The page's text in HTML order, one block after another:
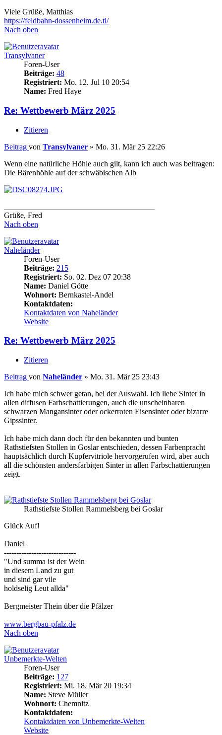
Viele Grüße, Matthias
https://feldbahn-dossenheim.de.tl/
Nach oben
Transylvaner
Foren-User
Beiträge: 48
Registriert: Mo. 12. Jul 10 20:54
Name: Fred Haye
Re: Wettbewerb März 2025
Zitieren
Beitrag von Transylvaner » Mo. 31. Mär 25 22:26
Wenn eine natürliche Höhle auch gilt, kann ich auch was beitragen:
Die Bärenhöhle auf der schwäbischen Alb
Grüße, Fred
Nach oben
Naheländer
Foren-User
Beiträge: 215
Registriert: So. 02. Dez 07 20:38
Name: Daniel Götte
Wohnort: Bernkastel-Andel
Kontaktdaten:
Kontaktdaten von Naheländer
Website
Re: Wettbewerb März 2025
Zitieren
Beitrag von Naheländer » Mo. 31. Mär 25 23:43
Ich habe mich schwer getan, bei der Auswahl. Ich liebe Sinter in
allen diffusen Farbschattierungen, auch die unscheinbaren
schwarzen Mangansinter oder ockerroten Eisensinter oder bizarre
Gipssinter.
Ich habe mich dann doch für den bekannten und bunten
Rathstiefsten Stollen in Goslar entschieden, dessen Farbenpracht
hauptsächlich durch Kupfervitriole hervorgerufen wird, aber auch
all die schönsten andersfarbigen Sinter in allen Farbschattierungen
zeigt.
Rathstiefste Stollen Rammelsberg bei Goslar
Glück Auf!
Daniel
-----------------------------
"Und summa ist der Wein
in diesem Land zu gut
und sind gar vile
holdselig Leut allda"
Bergmeister Thein über die Pfälzer
www.bergbau-pfalz.de
Nach oben
Unbemerkte-Welten
Foren-User
Beiträge: 127
Registriert: Mi. 18. Mär 20 19:34
Name: Steve Müller
Wohnort: Chemnitz
Kontaktdaten:
Kontaktdaten von Unbemerkte-Welten
Website